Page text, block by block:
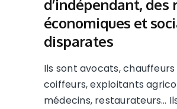
d’indépendant, des
économiques et
disparates
Ils sont avocats, chauffeurs
coiffeurs, exploitants
médecins, restaurateurs…